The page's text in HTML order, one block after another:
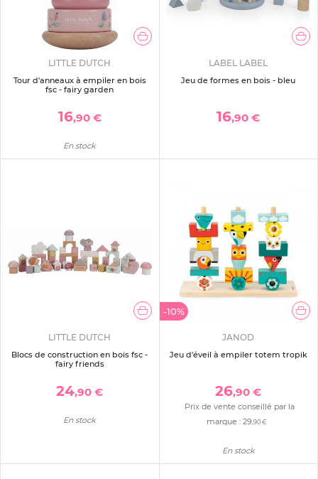
LITTLE DUTCH
Tour d'anneaux à empiler en bois
fsc - fairy garden
16,90 €
En stock
LABEL LABEL
Jeu de formes en bois - bleu
16,90 €
LITTLE DUTCH
Blocs de construction en bois fsc -
fairy friends
24,90 €
En stock
-10%
JANOD
Jeu d'éveil à empiler totem tropik
26,90 €
Prix de vente conseillé par la
marque :29 ,90 €
En stock